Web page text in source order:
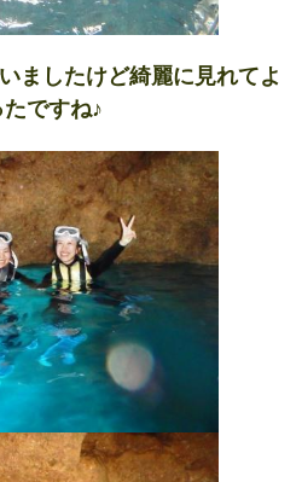
ましたけど綺麗に見れてよ
ですね♪